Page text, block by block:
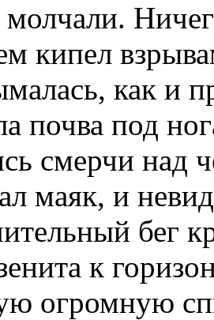
кипел
как и
почва под
смерчи над
маяк, и
бег
к
огромную